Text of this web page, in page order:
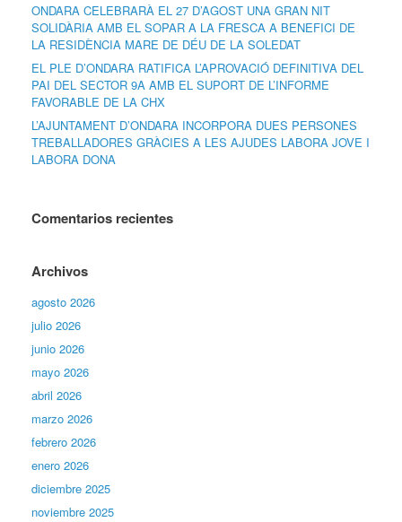
ONDARA CELEBRARÀ EL 27 D’AGOST UNA GRAN NIT
SOLIDÀRIA AMB EL SOPAR A LA FRESCA A BENEFICI DE
LA RESIDÈNCIA MARE DE DÉU DE LA SOLEDAT
EL PLE D’ONDARA RATIFICA L’APROVACIÓ DEFINITIVA DEL
PAI DEL SECTOR 9A AMB EL SUPORT DE L’INFORME
FAVORABLE DE LA CHX
L’AJUNTAMENT D’ONDARA INCORPORA DUES PERSONES
TREBALLADORES GRÀCIES A LES AJUDES LABORA JOVE I
LABORA DONA
Comentarios recientes
Archivos
agosto 2026
julio 2026
junio 2026
mayo 2026
abril 2026
marzo 2026
febrero 2026
enero 2026
diciembre 2025
noviembre 2025